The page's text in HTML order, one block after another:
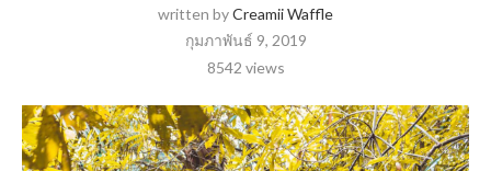
written byCreamii Waffle
กุมภาพันธ์ 9, 2019
8542 views